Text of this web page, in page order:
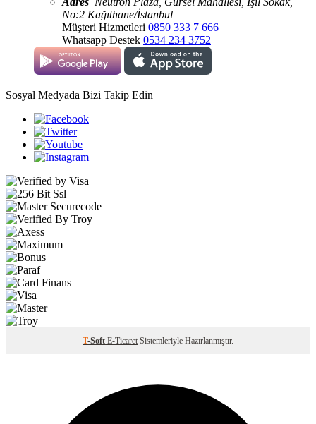
No:2 Kağıthane/İstanbul
Müşteri Hizmetleri 0850 333 7 666
Whatsapp Destek 0534 234 3752
Sosyal Medyada Bizi Takip Edin
T-Soft E-Ticaret Sistemleriyle Hazırlanmıştır.